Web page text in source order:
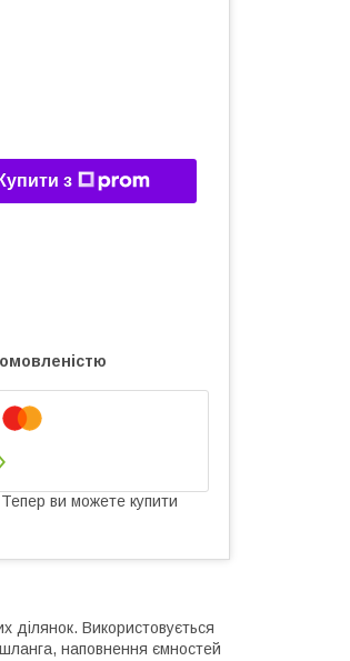
Купити з
Тепер ви можете купити
Використовується
наповнення ємностей